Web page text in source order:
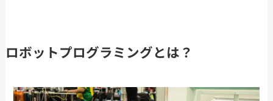
ロボットプログラミングとは？